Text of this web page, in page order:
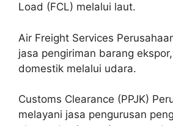
Load (FCL) melalui laut.
Air Freight Services
jasa pengiriman barang
domestik melalui udara.
Customs Clearance (PPJK)
melayani jasa pengurusan